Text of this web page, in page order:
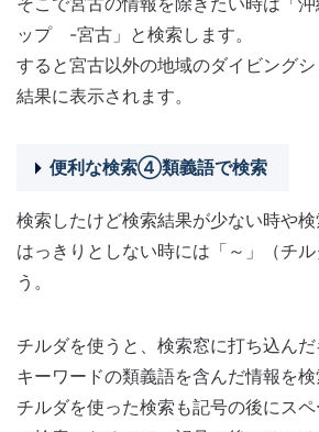
ップ -宮古」と検索します。
すると宮古以外の地域のダイビング
結果に表示されます。
便利な検索④類義語で検索
検索したけど検索結果が少ない時や
はっきりとしない時には「～」（チ
う。
チルダを使うと、検索窓に打ち込ん
キーワードの類義語を含んだ情報を検
チルダを使った検索も記号の後にス